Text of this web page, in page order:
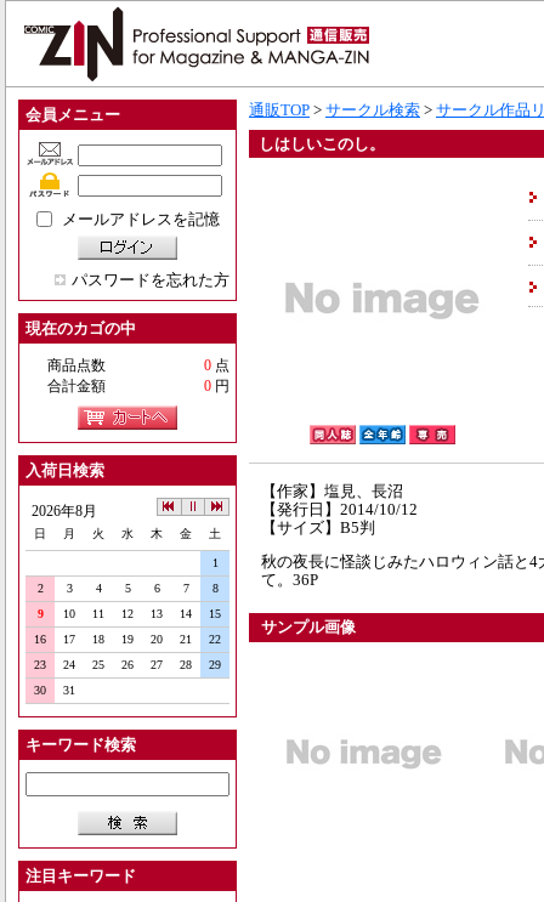
会員メニュー
メールアドレスを記憶
パスワードを忘れた方
現在のカゴの中
商品点数 0 点
合計金額
0 円
入荷日検索
2026年8月
日 月 火 水 木 金 土
1
2
3 4 5 6 7
8
9
10 11 12 13 14
15
16
17 18 19 20 21
22
23
24 25 26 27 28
29
30
31
キーワード検索
注目キーワード
通販TOP > サークル検索 > サークル作品
しはしいこのし。
【作家】塩見、長沼
【発行日】2014/10/12
【サイズ】B5判
秋の夜長に怪談じみたハロウィン話と
て。36P
サンプル画像